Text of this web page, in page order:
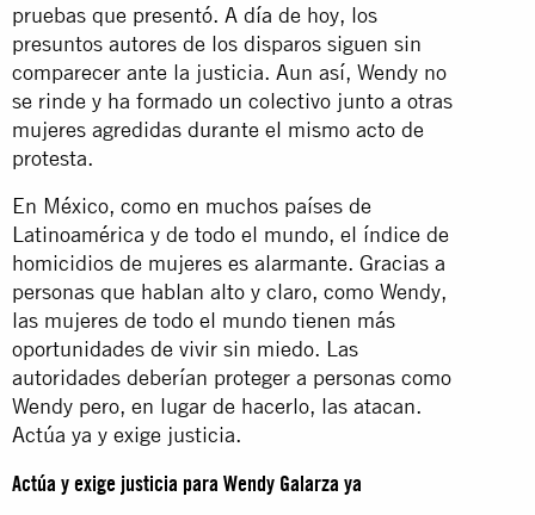
pruebas que presentó. A día de hoy, los
presuntos autores de los disparos siguen sin
comparecer ante la justicia. Aun así, Wendy no
se rinde y ha formado un colectivo junto a otras
mujeres agredidas durante el mismo acto de
protesta.
En México, como en muchos países de
Latinoamérica y de todo el mundo, el índice de
homicidios de mujeres es alarmante. Gracias a
personas que hablan alto y claro, como Wendy,
las mujeres de todo el mundo tienen más
oportunidades de vivir sin miedo. Las
autoridades deberían proteger a personas como
Wendy pero, en lugar de hacerlo, las atacan.
Actúa ya y exige justicia.
Actúa y exige justicia para Wendy Galarza ya